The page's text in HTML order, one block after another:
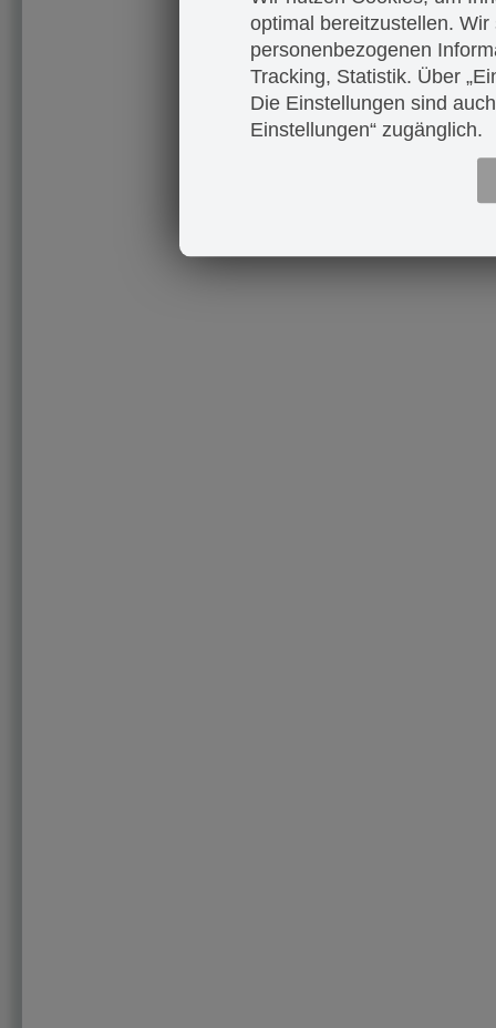
optimal bereitzustellen.
personenbezogenen
Tracking, Statistik. Über
Die Einstellungen sind
Einstellungen“ zugänglich.